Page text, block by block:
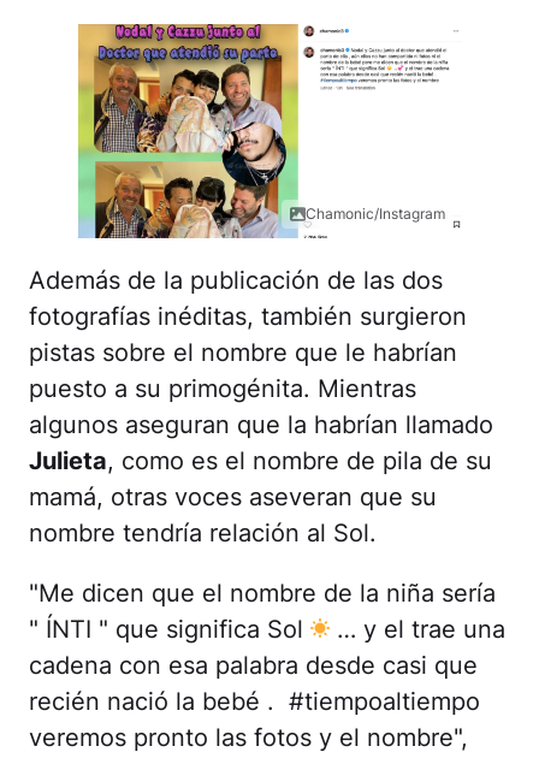
Chamonic/Instagram
Además de la publicación de las dos
fotografías inéditas, también surgieron
pistas sobre el nombre que le habrían
puesto a su primogénita. Mientras
algunos aseguran que la habrían llamado
Julieta, como es el nombre de pila de su
mamá, otras voces aseveran que su
nombre tendría relación al Sol.
"Me dicen que el nombre de la niña sería
" ÍNTI " que significa Sol
… y el trae una
cadena con esa palabra desde casi que
recién nació la bebé . #tiempoaltiempo
veremos pronto las fotos y el nombre",